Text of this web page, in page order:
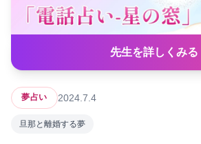
先生を詳しくみる
夢占い 2024.7.4
旦那と離婚する夢